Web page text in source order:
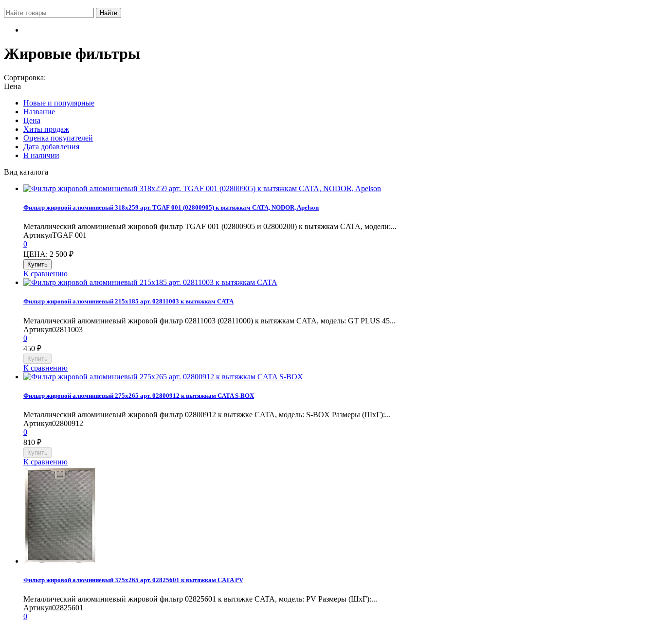
Жировые фильтры
Сортировка:
Цена
Новые и популярные
Название
Цена
Хиты продаж
Оценка покупателей
Дата добавления
В наличии
Вид каталога
Фильтр жировой алюминиевый 318x259 арт. TGAF 001 (02800905) к вытяжкам CATA, NODOR, Apelson
Металлический алюминиевый жировой фильтр TGAF 001 (02800905 и 02800200) к вытяжкам CATA, модели:...
АртикулTGAF 001
0
ЦЕНА: 2 500 ₽
К сравнению
Фильтр жировой алюминиевый 215x185 арт. 02811003 к вытяжкам CATA
Металлический алюминиевый жировой фильтр 02811003 (02811000) к вытяжкам CATA, модель: GT PLUS 45...
Артикул02811003
0
450 ₽
К сравнению
Фильтр жировой алюминиевый 275x265 арт. 02800912 к вытяжкам CATA S-BOX
Металлический алюминиевый жировой фильтр 02800912 к вытяжке CATA, модель: S-BOX Размеры (ШхГ):...
Артикул02800912
0
810 ₽
К сравнению
Фильтр жировой алюминиевый 375x265 арт. 02825601 к вытяжкам CATA PV
Металлический алюминиевый жировой фильтр 02825601 к вытяжке CATA, модель: PV Размеры (ШхГ):...
Артикул02825601
0